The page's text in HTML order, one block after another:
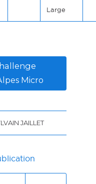
Large
Micro
JAILLET